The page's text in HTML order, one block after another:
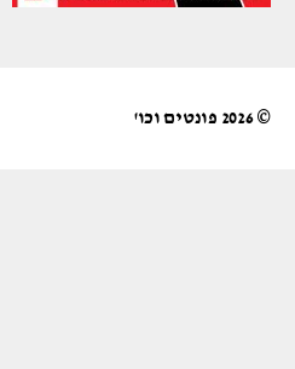
© 2026 פונטים וכו'